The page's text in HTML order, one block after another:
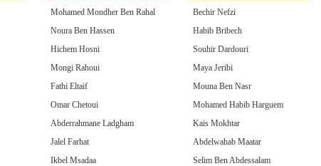
Mohamed Mondher Ben Rahal
Noura Ben Hassen
Hichem Hosni
Mongi Rahoui
Fathi Eltaif
Omar Chetoui
Abderrahmane Ladgham
Jalel Farhat
Ikbel Msadaa
Bechir Nefzi
Habib Bribech
Souhir Dardouri
Maya Jeribi
Mouna Ben Nasr
Mohamed Habib Harguem
Kais Mokhtar
Abdelwahab Maatar
Selim Ben Abdessalam